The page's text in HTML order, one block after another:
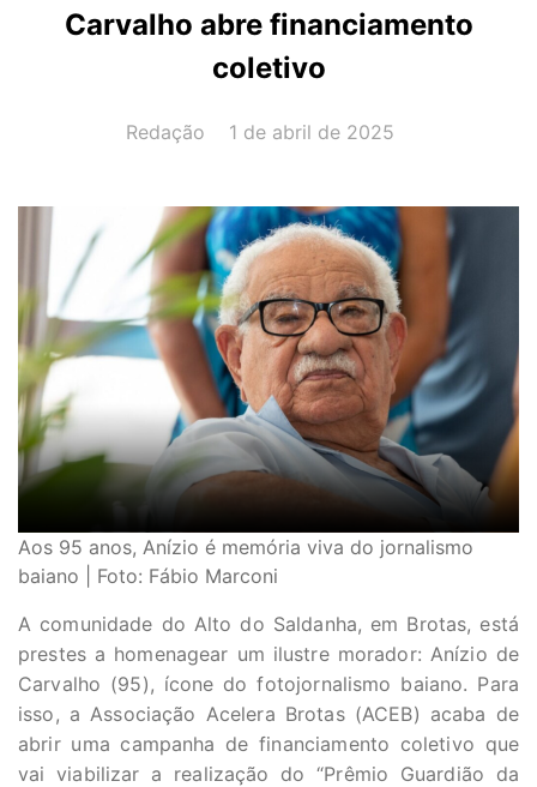
Carvalho abre financiamento
coletivo
AUTOR(A):
Redação DATA:
1 de abril de 2025
Aos 95 anos, Anízio é memória viva do jornalismo
baiano | Foto: Fábio Marconi
A comunidade do Alto do Saldanha, em Brotas, está
prestes a homenagear um ilustre morador: Anízio de
Carvalho (95), ícone do fotojornalismo baiano. Para
isso, a Associação Acelera Brotas (ACEB) acaba de
abrir uma campanha de financiamento coletivo que
vai viabilizar a realização do “Prêmio Guardião da